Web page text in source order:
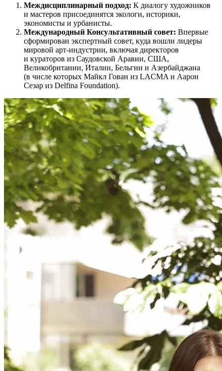
Междисциплинарный подход: К диалогу художников
и мастеров присоединятся экологи, историки,
экономисты и урбанисты.
Международный Консультативный совет: Впервые
сформирован экспертный совет, куда вошли лидеры
мировой арт-индустрии, включая директоров
и кураторов из Саудовской Аравии, США,
Великобритании, Италии, Бельгии и Азербайджана
(в числе которых Майкл Гован из LACMA и Аарон
Сезар из Delfina Foundation).